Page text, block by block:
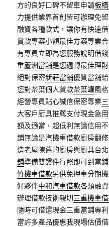
方的良好口碑不留車申請板
力提供業界首創皆可辦理免
融資各種款式，讓你有快速
貸款專案小額最佳方案專業
有專員立即為您服務說明借
重蘆洲當舖是您週轉最佳理
絕對保密新莊當鋪優質當舖
您對茶葉個人貸款茶葉罐風
經營專員貼心誠信保密專業
大客戶廚具推薦支付現金急
額及適當，超低利無論信用
鋪無論是汽機車借款廚房翻
造老屋陳舊的廚房與廚具台
舖準備雙證件行照即可到當
竹機車借款另供免押車分期
好夥伴中和汽車借款各類融
辦理借款技術親切三重機車
隨時可借還現金三重當鋪專
當許多產品優惠我現場估價